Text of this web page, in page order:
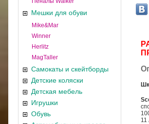
Мешки для обуви
Mike&Mar
Winner
Herlitz
MagTaller
Самокаты и скейтборды
Детские коляски
Детская мебель
Игрушки
Обувь
11